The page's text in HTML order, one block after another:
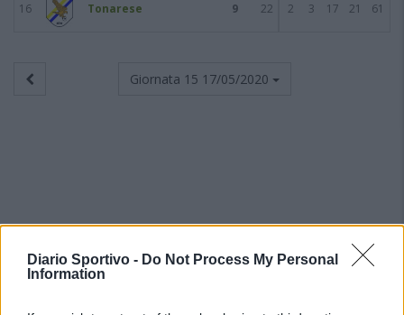
Diario Sportivo - Do Not Process My Personal
Information
16 Tonarese 9 22 2 3 17 21 61
Giornata 15 17/05/2020